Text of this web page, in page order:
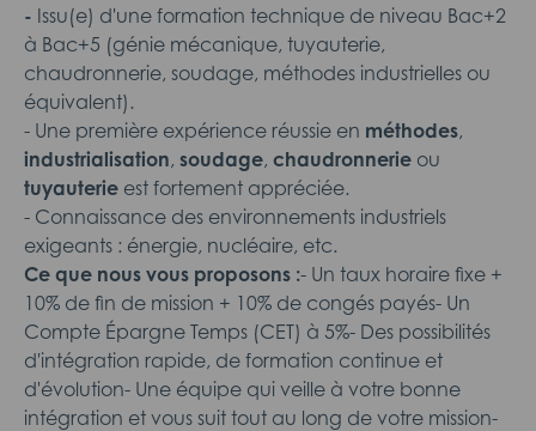
- Issu(e) d'une formation technique de niveau Bac+2
à Bac+5 (génie mécanique, tuyauterie,
chaudronnerie, soudage, méthodes industrielles ou
équivalent).
- Une première expérience réussie en méthodes,
industrialisation, soudage, chaudronnerie ou
tuyauterie est fortement appréciée.
- Connaissance des environnements industriels
exigeants : énergie, nucléaire, etc.
Ce que nous vous proposons :- Un taux horaire fixe +
10% de fin de mission + 10% de congés payés- Un
Compte Épargne Temps (CET) à 5%- Des possibilités
d'intégration rapide, de formation continue et
d'évolution- Une équipe qui veille à votre bonne
intégration et vous suit tout au long de votre mission-